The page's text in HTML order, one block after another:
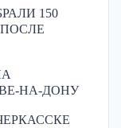
150
НА-ДОНУ